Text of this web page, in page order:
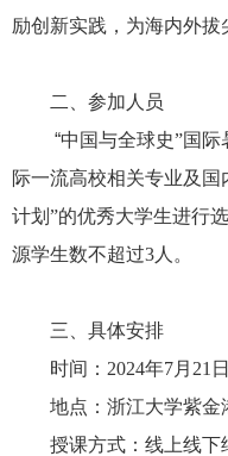
励创新实践，为海内外拔
二、参加人员
“中国与全球史”国际
际一流高校相关专业及国
计划”的优秀大学生进行
源学生数不超过3 人。
三、具体安排
时间： 2024年7月 21
地点：浙江大学紫金
授课方式：线上线下